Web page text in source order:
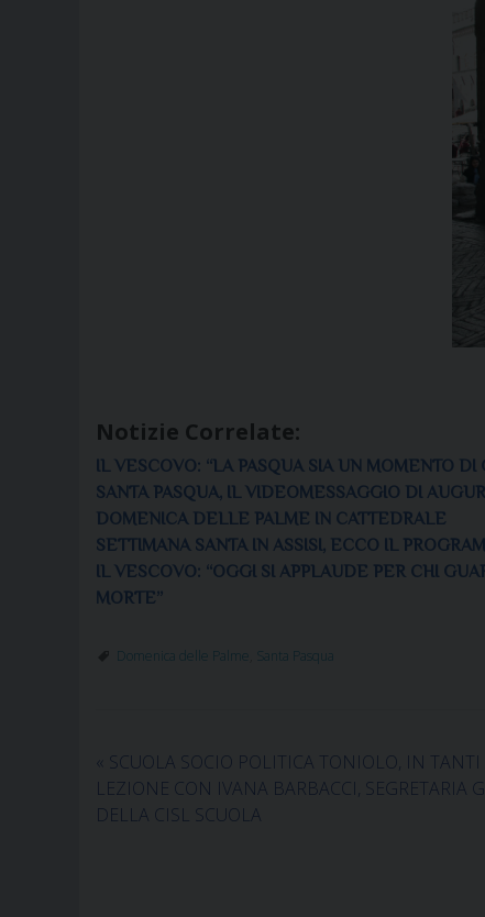
Notizie Correlate:
IL VESCOVO: “LA PASQUA SIA UN MOMENTO
SANTA PASQUA, IL VIDEOMESSAGGIO DI
DOMENICA DELLE PALME IN CATTEDRALE
SETTIMANA SANTA IN ASSISI, ECCO IL
IL VESCOVO: “OGGI SI APPLAUDE PER CHI
MORTE”
Domenica delle Palme Santa Pasqua
« SCUOLA SOCIO POLITICA TONIOLO, IN TANTI
LEZIONE CON IVANA BARBACCI, SEGRETARIA
DELLA CISL SCUOLA